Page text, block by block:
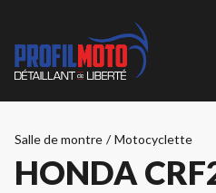
Salle de montre / Motocyclette
HONDA